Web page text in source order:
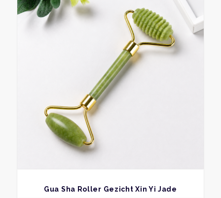
BEKIJK
Gua Sha Roller Gezicht Xin Yi Jade